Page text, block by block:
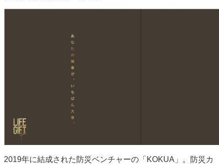
2019年に結成された防災ベンチャーの「KOKUA」。防災カ